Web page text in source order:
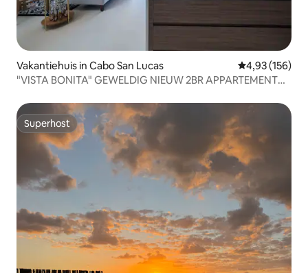
Vakantiehuis in Cabo San Lucas Gemiddelde
4,93 (156)
"VISTA BONITA" GEWELDIG NIEUW 2BR APPARTEMENT
Superhost
Superhost